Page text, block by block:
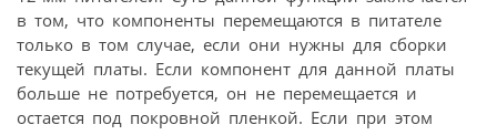
в том, что компоненты перемещаются в питателе
только в том случае, если они нужны для сборки
текущей платы. Если компонент для данной платы
больше не потребуется, он не перемещается и
остается под покровной пленкой. Если при этом